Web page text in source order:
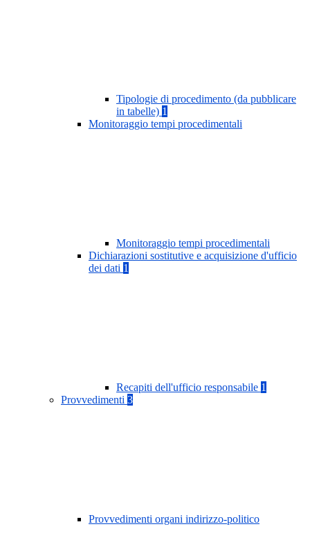
Tipologie di procedimento (da pubblicare
in tabelle) 1
Monitoraggio tempi procedimentali
Monitoraggio tempi procedimentali
Dichiarazioni sostitutive e acquisizione d'ufficio
dei dati 1
Recapiti dell'ufficio responsabile 1
Provvedimenti 3
Provvedimenti organi indirizzo-politico